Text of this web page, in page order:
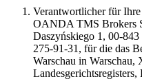
Verantwortlicher für Ihre
OANDA TMS Brokers
Daszyńskiego 1, 00-
275-91-31, für die das
Warschau in Warschau,